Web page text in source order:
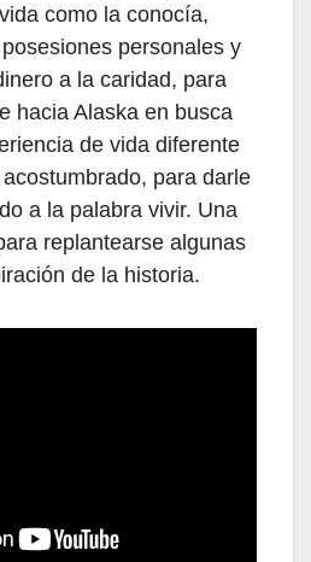
como la conocía,
personales y
a la caridad, para
hacia Alaska en busca
de vida diferente
para darle
a la palabra vivir. Una
replantearse algunas
de la historia.